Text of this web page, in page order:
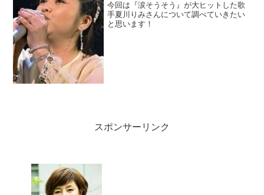
今回は『涙そうそう』が大ヒットした歌
手夏川りみさんについて調べていきたい
と思います！
スポンサーリンク